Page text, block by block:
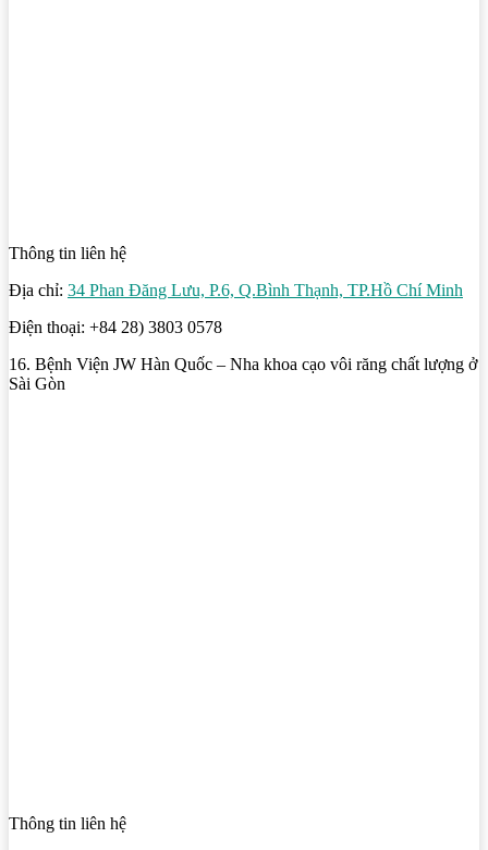
Thông tin liên hệ
Địa chỉ: 34 Phan Đăng Lưu, P.6, Q.Bình Thạnh, TP.Hồ Chí Minh
Điện thoại: +84 28) 3803 0578
16. Bệnh Viện JW Hàn Quốc – Nha khoa cạo vôi răng chất lượng ở
Sài Gòn
Thông tin liên hệ